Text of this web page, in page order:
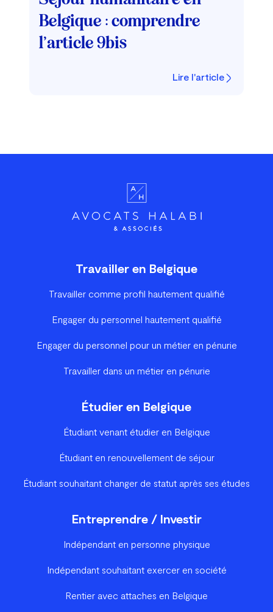
Belgique : comprendre
l’article 9bis
Lire l'article
Travailler en Belgique
Travailler comme profil hautement qualifié
Engager du personnel hautement qualifié
Engager du personnel pour un métier en pénurie
Travailler dans un métier en pénurie
Étudier en Belgique
Étudiant venant étudier en Belgique
Étudiant en renouvellement de séjour
Étudiant souhaitant changer de statut après ses études
Entreprendre / Investir
Indépendant en personne physique
Indépendant souhaitant exercer en société
Rentier avec attaches en Belgique